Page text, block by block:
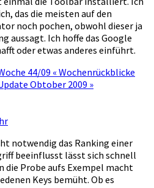
das die meisten auf den
noch pochen, obwohl dieser ja
aussagt. Ich hoffe das Google
oder etwas anderes einführt.
44/09 « Wochenrückblicke
Obtober 2009 »
notwendig das Ranking einer
beeinflusst lässt sich schnell
die Probe aufs Exempel macht
Keys bemüht. Ob es